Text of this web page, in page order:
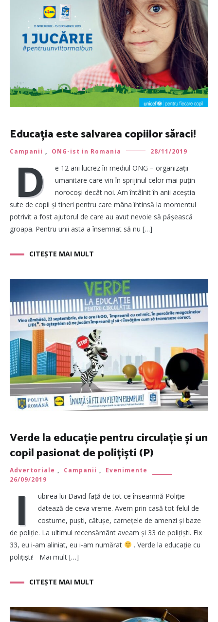
Educația este salvarea copiilor săraci!
Campanii , ONG-ist in Romania 28/11/2019
D
e 12 ani lucrez în mediul ONG – organizații
umanitare care vin în sprijinul celor mai puțin
norocoși decât noi. Am întâlnit în anii aceștia
sute de copii și tineri pentru care mâna întinsă la momentul
potrivit a fost ajutorul de care au avut nevoie să pășească
groapa. Pentru unii asta a însemnat să nu […]
CITEȘTE MAI MULT
Verde la educație pentru circulație și un
copil pasionat de polițiști (P)
Advertoriale , Campanii ,
Evenimente
26/09/2019
I
ubirea lui David față de tot ce înseamnă Poliție
datează de ceva vreme. Avem prin casă tot felul de
costume, puști, cătușe, carnețele de amenzi și baze
de poliție. La ultimul recensământ aveam și 33 de polițiști. Fix
33, eu i-am aliniat, eu i-am numărat
. Verde la educație cu
polițiști! Mai mult […]
CITEȘTE MAI MULT